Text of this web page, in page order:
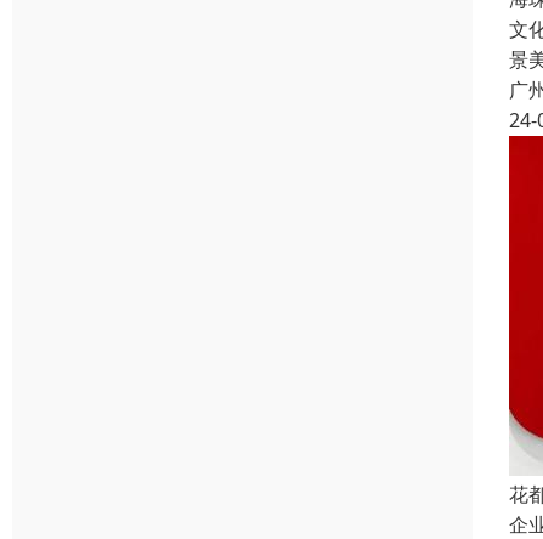
文
景
广
24-
花
企